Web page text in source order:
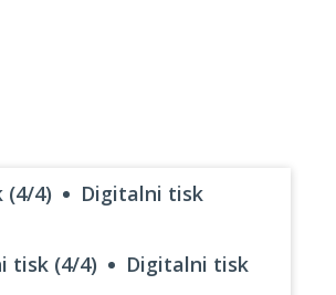
(4/4) Digitalni tisk
tisk (4/4) Digitalni tisk